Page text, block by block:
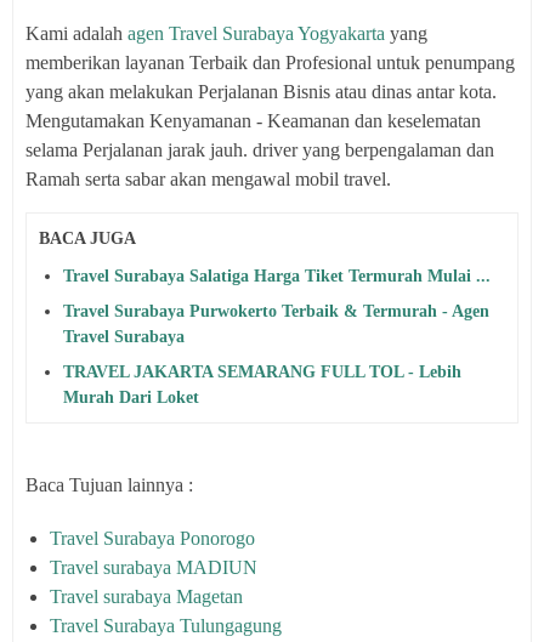
Kami adalah agen Travel Surabaya Yogyakarta yang
memberikan layanan Terbaik dan Profesional untuk penumpang
yang akan melakukan Perjalanan Bisnis atau dinas antar kota.
Mengutamakan Kenyamanan - Keamanan dan keselematan
selama Perjalanan jarak jauh. driver yang berpengalaman dan
Ramah serta sabar akan mengawal mobil travel.
BACA JUGA
Travel Surabaya Salatiga Harga Tiket Termurah Mulai ...
Travel Surabaya Purwokerto Terbaik & Termurah - Agen
Travel Surabaya
TRAVEL JAKARTA SEMARANG FULL TOL - Lebih
Murah Dari Loket
Baca Tujuan lainnya :
Travel Surabaya Ponorogo
Travel surabaya MADIUN
Travel surabaya Magetan
Travel Surabaya Tulungagung